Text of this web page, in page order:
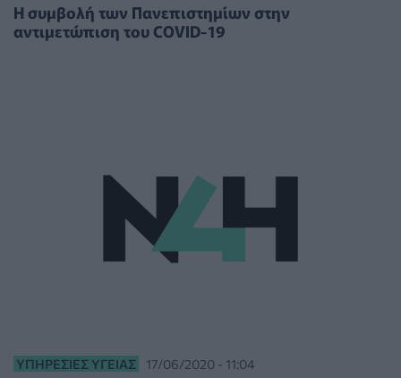
Η συμβολή των Πανεπιστημίων στην
αντιμετώπιση του COVID-19
ΥΠΗΡΕΣΊΕΣ ΥΓΕΊΑΣ 17/06/2020 - 11:04